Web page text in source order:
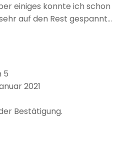
einiges konnte ich schon
auf den Rest gespannt…
5
2021
Bestätigung.